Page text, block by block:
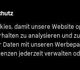
damit unsere Website
zu analysieren und
Daten mit unseren
jederzeit verwalten